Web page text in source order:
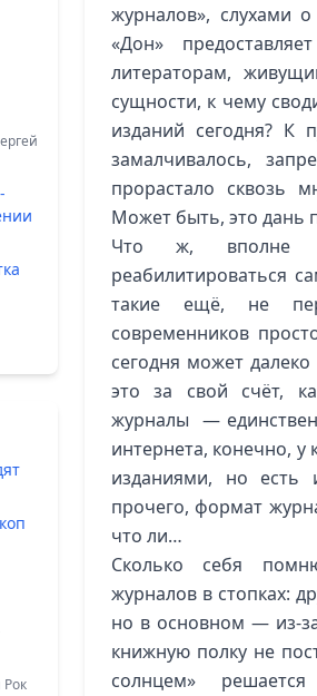
журналов», слухами
«Дон»
литераторам,
сущности, к чему
изданий сегодня? К
замалчивалось,
прорастало сквозь
Может быть, это дань
Что ж, вполне
реабилитироваться
такие ещё, не
современников
сегодня может
это за свой счёт,
журналы —
интернета, конечно,
изданиями, но есть
прочего, формат
что ли…
Сколько себя
журналов в стопках:
но в основном — из-
книжную полку не
солнцем»